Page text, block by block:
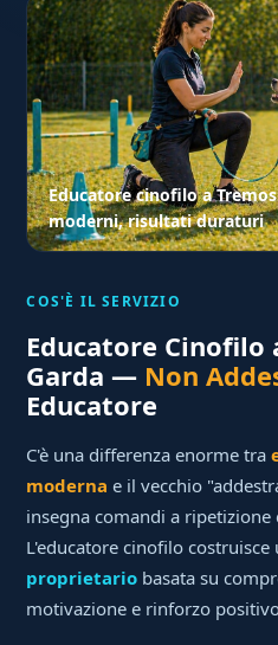
Educatore cinofilo a
moderni, risultati duraturi
COS'È IL SERVIZIO
Educatore Cinofilo
Garda — Non
Educatore
C'è una differenza enorme tra
moderna e il vecchio
insegna comandi a
L'educatore cinofilo costruisce
proprietario basata su
motivazione e rinforzo